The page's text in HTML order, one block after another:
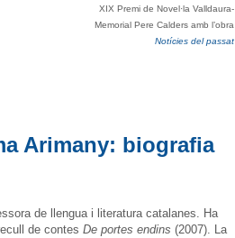
XIX Premi de Novel·la Valldaura-
Memorial Pere Calders amb l’obra
Notícies del passat
Arimany: biografia
de llengua i literatura catalanes. Ha
de contes De portes endins (2007). La